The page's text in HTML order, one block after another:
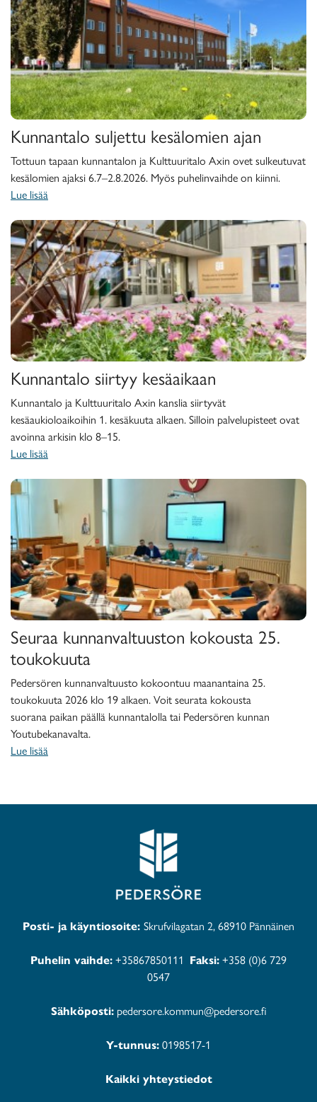
Kunnantalo suljettu kesälomien ajan
Kunnantalo suljettu kesälomien ajan
Tottuun tapaan kunnantalon ja Kulttuuritalo Axin ovet sulkeutuvat
kesälomien ajaksi 6.7–2.8.2026. Myös puhelinvaihde on kiinni.
Lue lisää
Kunnantalo siirtyy kesäaikaan
Kunnantalo siirtyy kesäaikaan
Kunnantalo ja Kulttuuritalo Axin kanslia siirtyvät
kesäaukioloaikoihin 1. kesäkuuta alkaen. Silloin palvelupisteet ovat
avoinna arkisin klo 8–15.
Lue lisää
Seuraa kunnanvaltuuston
Seuraa kunnanvaltuuston kokousta 25.
toukokuuta
Pedersören kunnanvaltuusto kokoontuu maanantaina 25.
toukokuuta 2026 klo 19 alkaen. Voit seurata kokousta
suorana paikan päällä kunnantalolla tai Pedersören kunnan
Youtubekanavalta.
Lue lisää
Posti- ja käyntiosoite: Skrufvilagatan 2, 68910 Pännäinen
Puhelin vaihde:+35867850111 Faksi:+358 (0)6 729
0547
Sähköposti: pedersore.kommun@pedersore.fi
Y-tunnus:0198517-1
Kaikki yhteystiedot